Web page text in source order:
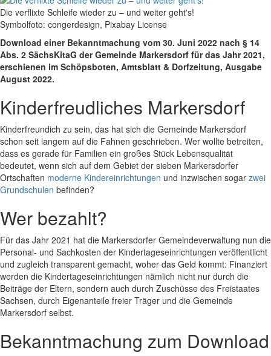
Die verflixte Schleife wieder zu – und weiter geht's!
Symbolfoto: congerdesign, Pixabay License
Download einer Bekanntmachung vom 30. Juni 2022 nach § 14
Abs. 2 SächsKitaG der Gemeinde Markersdorf für das Jahr 2021,
erschienen im Schöpsboten, Amtsblatt & Dorfzeitung, Ausgabe
August 2022.
Kinderfreudliches Markersdorf
Kinderfreundich zu sein, das hat sich die Gemeinde Markersdorf
schon seit langem auf die Fahnen geschrieben. Wer wollte betreiten,
dass es gerade für Familien ein großes Stück Lebensqualität
bedeutet, wenn sich auf dem Gebiet der sieben Markersdorfer
Ortschaften moderne Kindereinrichtungen und inzwischen sogar zwei
Grundschulen befinden?
Wer bezahlt?
Für das Jahr 2021 hat die Markersdorfer Gemeindeverwaltung nun die
Personal- und Sachkosten der Kindertageseinrichtungen veröffentlicht
und zugleich transparent gemacht, woher das Geld kommt: Finanziert
werden die Kindertageseinrichtungen nämlich nicht nur durch die
Beiträge der Eltern, sondern auch durch Zuschüsse des Freistaates
Sachsen, durch Eigenanteile freier Träger und die Gemeinde
Markersdorf selbst.
Bekanntmachung zum Download